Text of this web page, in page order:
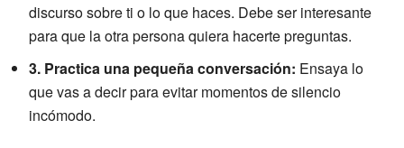
discurso sobre ti o lo que haces. Debe ser interesante
para que la otra persona quiera hacerte preguntas.
3. Practica una pequeña conversación: Ensaya lo
que vas a decir para evitar momentos de silencio
incómodo.